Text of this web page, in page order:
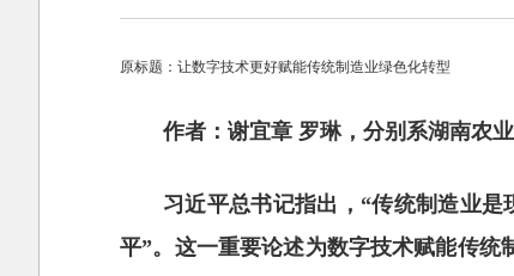
原标题：让数字技术更好赋能传统制造业绿色化转型
作者：谢宜章 罗琳，分别系湖南农
习近平总书记指出，“传统制造业
平”。这一重要论述为数字技术赋能传